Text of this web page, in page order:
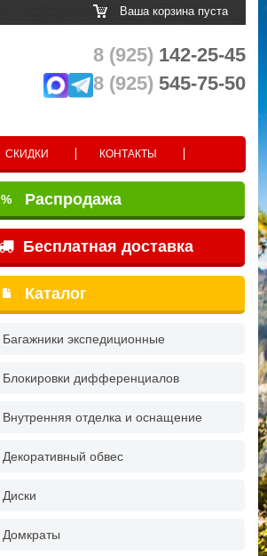
Ваша корзина пуста
8 (925) 142-25-45
8 (925) 545-75-50
СКИДКИ КОНТАКТЫ
% Распродажа
Бесплатная доставка
Каталог
Багажники экспедиционные
Блокировки дифференциалов
Внутренняя отделка и оснащение
Декоративный обвес
Диски
Домкраты